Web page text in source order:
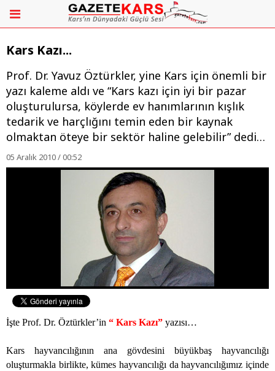
Kars Kazı...
Prof. Dr. Yavuz Öztürkler, yine Kars için önemli bir
yazı kaleme aldı ve “Kars kazı için iyi bir pazar
oluşturulursa, köylerde ev hanımlarının kışlık
tedarik ve harçlığını temin eden bir kaynak
olmaktan öteye bir sektör haline gelebilir” dedi…
05 Aralık 2010 / 00:52
İşte Prof. Dr. Öztürkler’in “ Kars Kazı” yazısı…
Kars hayvancılığının ana gövdesini büyükbaş hayvancılığı
oluşturmakla birlikte, kümes hayvancılığı da hayvancılığımız içinde